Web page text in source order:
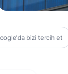
bizi tercih et